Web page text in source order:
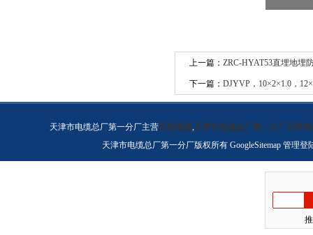
上一篇： ZRC-HYAT53直埋地埋
下一篇： DJYVP，10×2×1.0，
天津市电缆总厂第一分厂主营天联电缆,天津市电缆总厂第一分厂天联电
天津市电缆总厂第一分厂版权所有 GoogleSitemap 管理登